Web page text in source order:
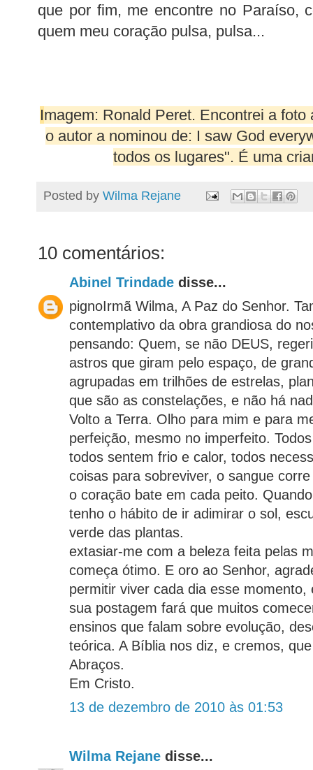
que por fim, me encontre no Paraíso,
quem meu coração pulsa, pulsa...
Imagem: Ronald Peret. Encontrei a
o autor a nominou de: I saw God
todos os lugares". É uma
Posted by Wilma Rejane
10 comentários:
Abinel Trindade disse...
pignoIrmã Wilma, A Paz do Senhor.
contemplativo da obra grandiosa do
pensando: Quem, se não DEUS,
astros que giram pelo espaço, de
agrupadas em trilhões de estrelas,
que são as constelações, e não há
Volto a Terra. Olho para mim e para
perfeição, mesmo no imperfeito.
todos sentem frio e calor, todos
coisas para sobreviver, o sangue
o coração bate em cada peito.
tenho o hábito de ir adimirar o sol,
verde das plantas.
extasiar-me com a beleza feita pelas
começa ótimo. E oro ao Senhor,
permitir viver cada dia esse
sua postagem fará que muitos
ensinos que falam sobre evolução,
teórica. A Bíblia nos diz, e cremos,
Abraços.
Em Cristo.
13 de dezembro de 2010 às 01:53
Wilma Rejane disse...